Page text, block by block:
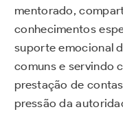
mentorado,
conhecimentos
suporte emocional
comuns e servindo
prestação de
pressão da